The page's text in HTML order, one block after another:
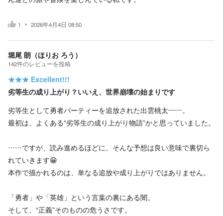
1 2026年4月4日 08:50
堀尾 朗（ほりお ろう）
142件のレビューを投稿
★★★ Excellent!!!
劣等生の成り上がり？いいえ、世界崩壊の始まりです
劣等生として勇者パーティーを追放された出雲桃太――。
最初は、よくある“劣等生の成り上がり物語”かと思っていました。
……ですが、読み進めるほどに、そんな予想は良い意味で裏切ら
れていきます😁
本作で描かれるのは、単なる追放や成り上がりではありません。
「勇者」や「英雄」という言葉の裏にある闇。
そして、“正義”そのものの危うさです。